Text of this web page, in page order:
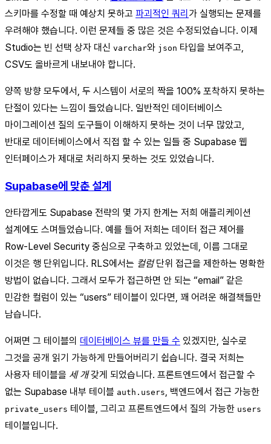
스키마를 수정할 때 예상치 못하고 파괴적인 쿼리 가 실행되는 문제를
우려해야 했습니다. 이런 문제들 중 많은 것은 수정되었습니다. 이제
Studio는 빈 선택 상자 대신 varchar와 json 타입을 보여주고,
CSV도 올바르게 내보내야 합니다.
양쪽 방향 모두에서, 두 시스템이 서로의 짝을 100% 포착하지 못하는
단절이 있다는 느낌이 들었습니다. 일반적인 데이터베이스
마이그레이션 질의 도구들이 이해하지 못하는 것이 너무 많았고,
반대로 데이터베이스에서 직접 할 수 있는 일들 중 Supabase 웹
인터페이스가 제대로 처리하지 못하는 것도 있었습니다.
Supabase에 맞춘 설계
안타깝게도 Supabase 전략의 몇 가지 한계는 저희 애플리케이션
설계에도 스며들었습니다. 예를 들어 저희는 데이터 접근 제어를
Row-Level Security 중심으로 구축하고 있었는데, 이름 그대로
이것은 행 단위입니다. RLS에서는 컬럼단위 접근을 제한하는 명확한
방법이 없습니다. 그래서 모두가 접근하면 안 되는 “email” 같은
민감한 컬럼이 있는 “users” 테이블이 있다면, 꽤 어려운 해결책들만
남습니다.
어쩌면 그 테이블의 데이터베이스 뷰를 만들 수 있겠지만, 실수로
그것을 공개 읽기 가능하게 만들어버리기 쉽습니다. 결국 저희는
사용자 테이블을 세 개갖게 되었습니다. 프론트엔드에서 접근할 수
없는 Supabase 내부 테이블 auth.users, 백엔드에서 접근 가능한
private_users 테이블, 그리고 프론트엔드에서 질의 가능한 users
테이블입니다.